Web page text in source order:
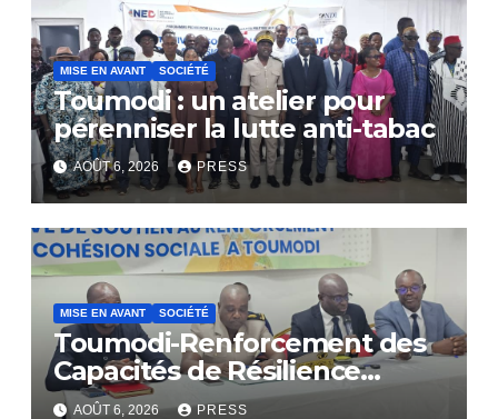
MISE EN AVANT SOCIÉTÉ
Toumodi : un atelier pour
pérenniser la lutte anti-tabac
AOÛT 6, 2026 PRESS
MISE EN AVANT SOCIÉTÉ
Toumodi-Renforcement des
Capacités de Résilience
Communautaire
AOÛT 6, 2026 PRESS